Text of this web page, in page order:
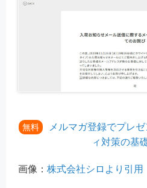
無料
メルマガ登録でプレ
ィ対策の基
画像： 株式会社シロより引用